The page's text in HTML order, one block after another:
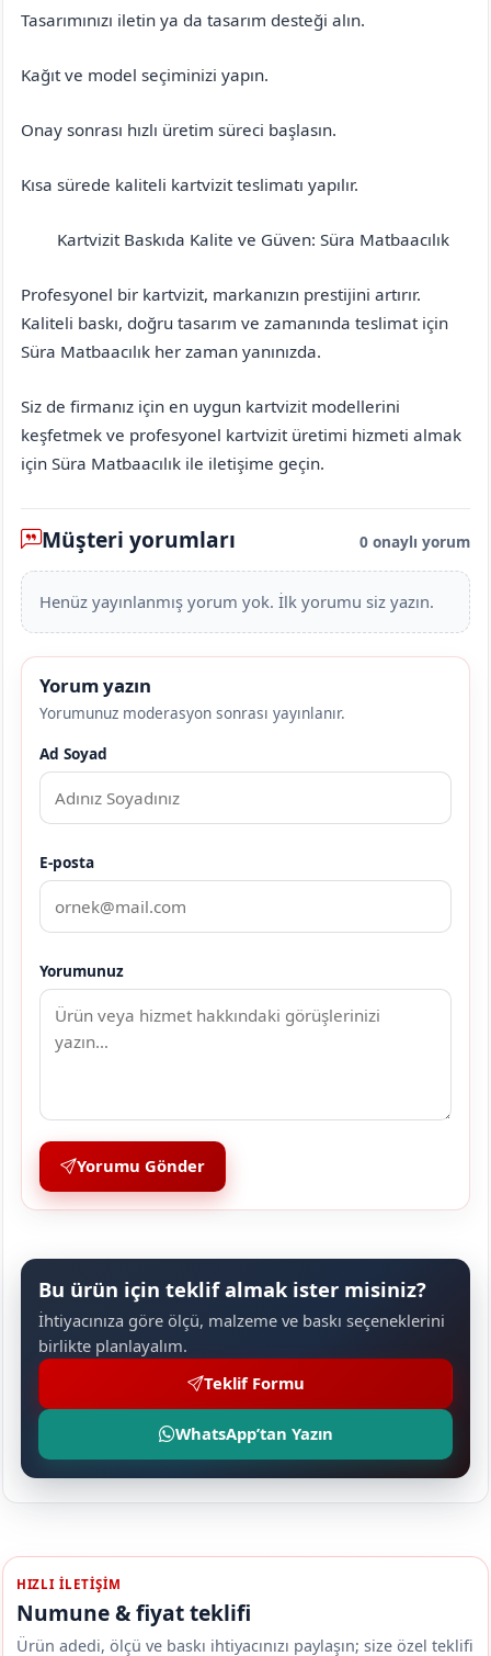
Tasarımınızı iletin ya da tasarım desteği alın.
Kağıt ve model seçiminizi yapın.
Onay sonrası hızlı üretim süreci başlasın.
Kısa sürede kaliteli kartvizit teslimatı yapılır.
Kartvizit Baskıda Kalite ve Güven: Süra Matbaacılık
Profesyonel bir kartvizit, markanızın prestijini artırır.
Kaliteli baskı, doğru tasarım ve zamanında teslimat için
Süra Matbaacılık her zaman yanınızda.
Siz de firmanız için en uygun kartvizit modellerini
keşfetmek ve profesyonel kartvizit üretimi hizmeti almak
için Süra Matbaacılık ile iletişime geçin.
Müşteri yorumları 0 onaylı yorum
Henüz yayınlanmış yorum yok. İlk yorumu siz yazın.
Yorum yazın
Yorumunuz moderasyon sonrası yayınlanır.
Ad Soyad
E-posta
Yorumunuz
Yorumu Gönder
Bu ürün için teklif almak ister misiniz?
İhtiyacınıza göre ölçü, malzeme ve baskı seçeneklerini
birlikte planlayalım.
Teklif Formu
WhatsApp’tan Yazın
HIZLI ILETIŞIM
Numune & fiyat teklifi
Ürün adedi, ölçü ve baskı ihtiyacınızı paylaşın; size özel teklifi